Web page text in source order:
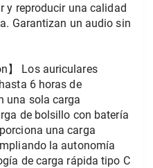
y reproducir una calidad
Garantizan un audio sin
】 Los auriculares
6 horas de
una sola carga
de bolsillo con batería
una carga
la autonomía
de carga rápida tipo C